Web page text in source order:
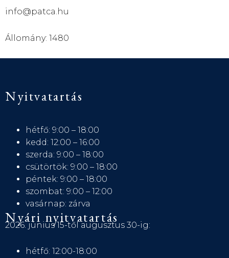
info@patca.hu
Állomány: 1480
Nyitvatartás
hétfő: 9:00 – 18:00
kedd: 12:00 – 16:00
szerda: 9:00 – 18:00
csütörtök: 9:00 – 18:00
péntek: 9:00 – 18:00
szombat: 9:00 – 12:00
vasárnap: zárva
Nyári nyitvatartás
2026. június 15-től augusztus 30-ig:
hétfő: 12:00-18:00